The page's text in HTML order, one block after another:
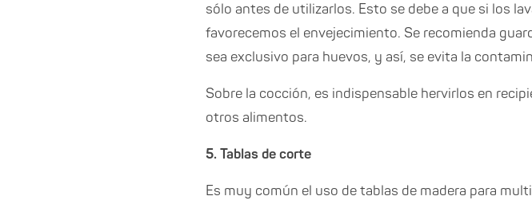
sólo antes de utilizarlos. Esto se debe a que si los
favorecemos el envejecimiento. Se recomienda
sea exclusivo para huevos, y así, se evita la
Sobre la cocción, es indispensable hervirlos en
otros alimentos.
5. Tablas de corte
Es muy común el uso de tablas de madera para